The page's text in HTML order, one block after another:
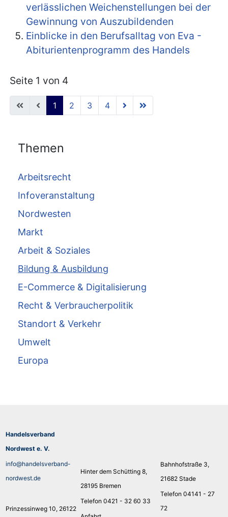
verlässlichen Weichenstellungen bei der
Gewinnung von Auszubildenden
Einblicke in den Berufsalltag von Eva -
Abiturientenprogramm des Handels
Seite 1 von 4
1 2 3 4
Themen
Arbeitsrecht
Infoveranstaltung
Nordwesten
Markt
Arbeit & Soziales
Bildung & Ausbildung
E-Commerce & Digitalisierung
Recht & Verbraucherpolitik
Standort & Verkehr
Umwelt
Europa
Handelsverband
Nordwest e. V.
info@handelsverband-
nordwest.de
Prinzessinweg 10, 26122
Hinter dem Schütting 8,
28195 Bremen
Telefon 0421 - 32 60 33
Bahnhofstraße 3,
21682 Stade
Telefon 04141 - 27
72